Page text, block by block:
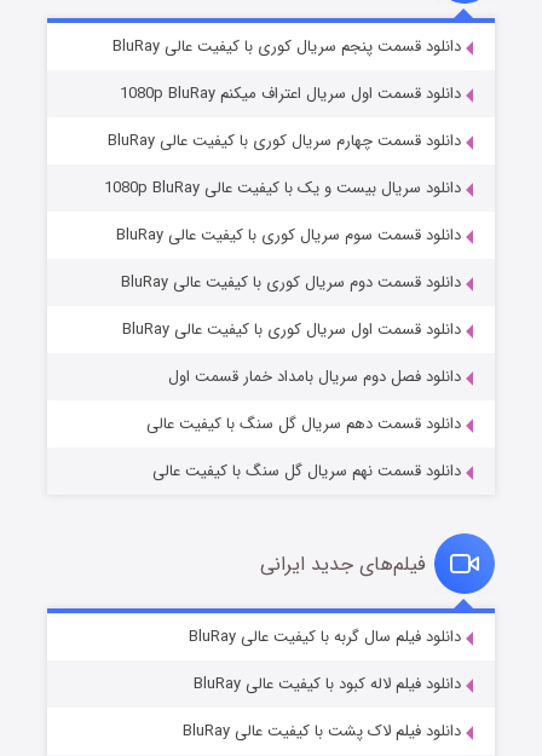
قسمت۵ (زیرنویس) منتشر شد
وستی ها
قسمت۱ (زیرنویس) منتشر شد
قسمت۶ (زیرنویس) منتشر شد
دانلود قسمت پنجم سریال کوری با کیفیت عالی BluRay
دانلود قسمت اول سریال اعتراف میکنم 1080p BluRay
دانلود قسمت چهارم سریال کوری با کیفیت عالی BluRay
دانلود سریال بیست و یک با کیفیت عالی 1080p BluRay
دانلود قسمت سوم سریال کوری با کیفیت عالی BluRay
دانلود قسمت دوم سریال کوری با کیفیت عالی BluRay
دانلود قسمت اول سریال کوری با کیفیت عالی BluRay
دانلود فصل دوم سریال بامداد خمار قسمت اول
دانلود قسمت دهم سریال گل سنگ با کیفیت عالی
دانلود قسمت نهم سریال گل سنگ با کیفیت عالی
فیلم‌های جدید ایرانی
دانلود فیلم سال گربه با کیفیت عالی BluRay
دانلود فیلم لاله کبود با کیفیت عالی BluRay
دانلود فیلم لاک پشت با کیفیت عالی BluRay